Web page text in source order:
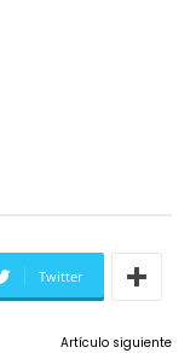
Twitter
Artículo siguiente